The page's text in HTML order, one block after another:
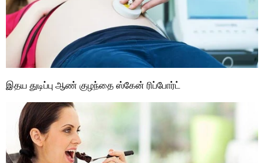
இதய துடிப்பு ஆண் குழந்தை ஸ்கேன் ரிப்போர்ட்